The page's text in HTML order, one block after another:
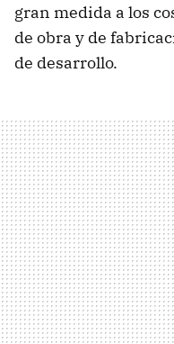
gran medida a los
de obra y de
de desarrollo.